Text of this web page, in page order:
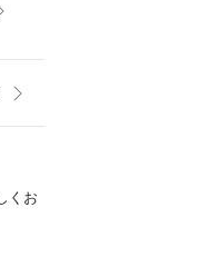
くお